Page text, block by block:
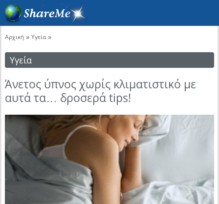
Αρχική » Υγεία »
Υγεία
Άνετος ύπνος χωρίς κλιματιστικό με
αυτά τα… δροσερά tips!